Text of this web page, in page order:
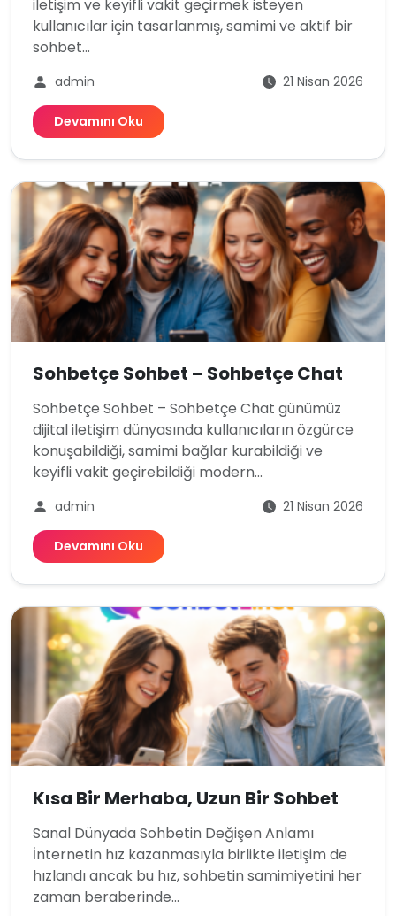
iletişim ve keyifli vakit geçirmek isteyen
kullanıcılar için tasarlanmış, samimi ve aktif bir
sohbet...
admin 21 Nisan 2026
Devamını Oku
Sohbetçe Sohbet – Sohbetçe Chat
Sohbetçe Sohbet – Sohbetçe Chat günümüz
dijital iletişim dünyasında kullanıcıların özgürce
konuşabildiği, samimi bağlar kurabildiği ve
keyifli vakit geçirebildiği modern...
admin 21 Nisan 2026
Devamını Oku
Kısa Bir Merhaba, Uzun Bir Sohbet
Sanal Dünyada Sohbetin Değişen Anlamı
İnternetin hız kazanmasıyla birlikte iletişim de
hızlandı ancak bu hız, sohbetin samimiyetini her
zaman beraberinde...